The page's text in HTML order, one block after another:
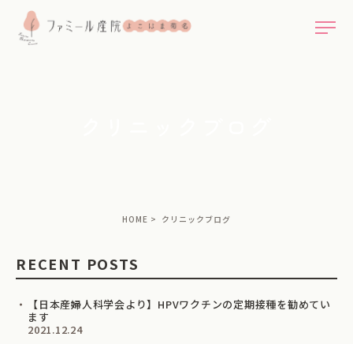
HOME クリニックブログ
RECENT POSTS
【日本産婦人科学会より】HPVワクチンの定期接種を勧めてい
ます
2021.12.24